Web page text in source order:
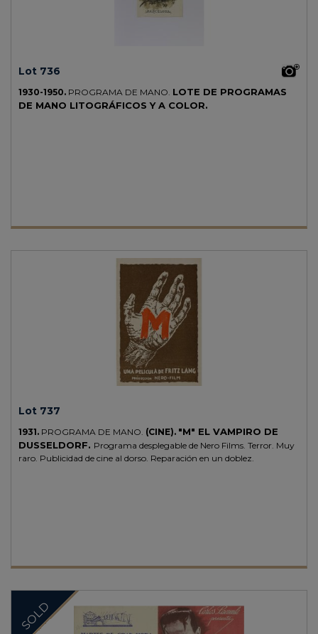
Lot 736
1930-1950. PROGRAMA DE MANO. LOTE DE PROGRAMAS
DE MANO LITOGRÁFICOS Y A COLOR.
Lot 737
1931. PROGRAMA DE MANO. (CINE). "M" EL VAMPIRO DE
DUSSELDORF. Programa desplegable de Nero Films. Terror. Muy
raro. Publicidad de cine al dorso. Reparación en un doblez.
SOLD